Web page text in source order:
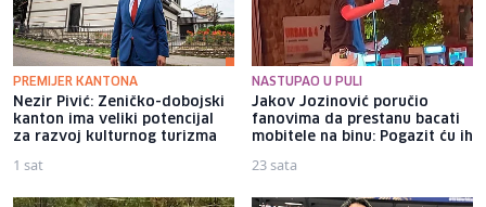
PREMIJER KANTONA
Nezir Pivić: Zeničko-dobojski
kanton ima veliki potencijal
za razvoj kulturnog turizma
1 sat
NASTUPAO U PULI
Jakov Jozinović poručio
fanovima da prestanu bacati
mobitele na binu: Pogazit ću ih
23 sata